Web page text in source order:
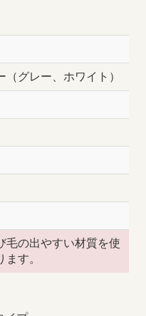
（グレー、ホワイト）
毛の出やすい材質を使
ます。